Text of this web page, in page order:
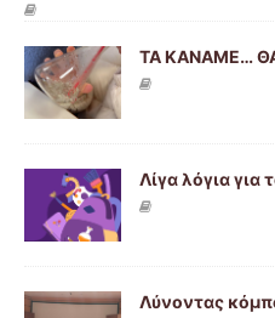
ΤΑ ΚΑΝΑΜΕ…
Λίγα λόγια για
Λύνοντας